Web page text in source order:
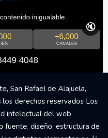
inigualable.
+6,000
CANALES
4048
🔇
San Rafael de Alajuela,
los derechos reservados Los
intelectual del web
fuente, diseño, estructura de